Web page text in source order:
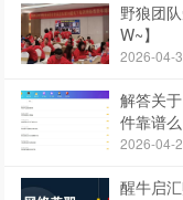
野狼团
W~】
2026-04-
解答关
件靠谱
2026-04-
醒牛启